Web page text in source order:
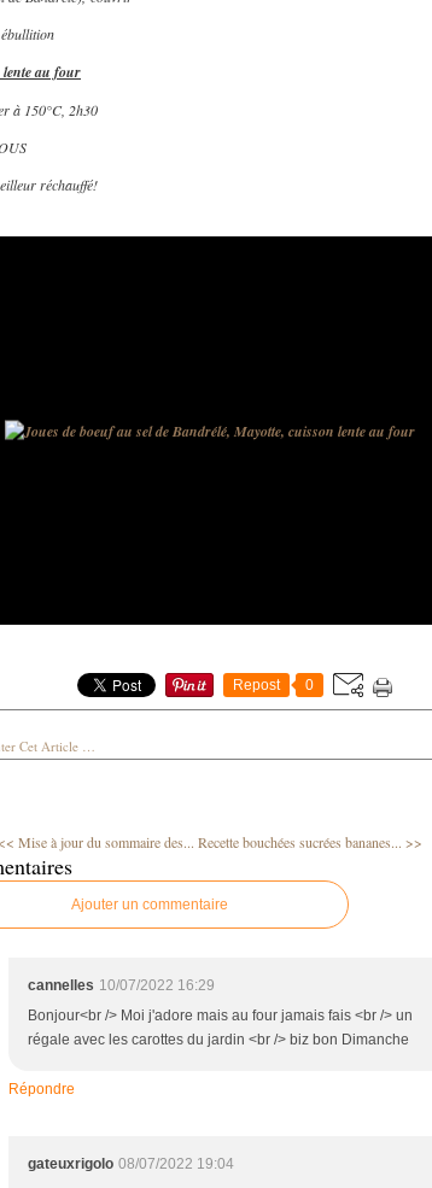
au four
à 150°C, 2h30
réchauffé!
Repost 0
Cet Article …
<< Mise à jour du sommaire des... Recette bouchées sucrées bananes... >>
Ajouter un commentaire
cannelles 10/07/2022 16:29
Bonjour<br /> Moi j'adore mais au four jamais fais <br /> un
régale avec les carottes du jardin <br /> biz bon Dimanche
Répondre
gateuxrigolo 08/07/2022 19:04